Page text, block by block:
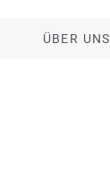
ÜBER UNS